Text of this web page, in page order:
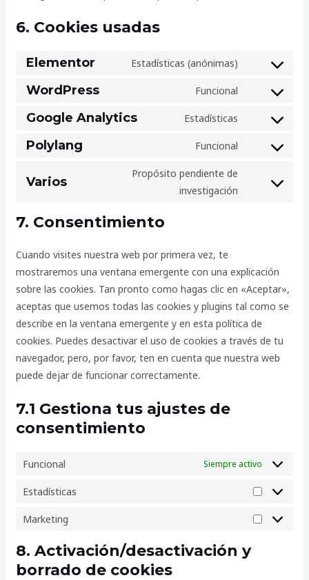
6. Cookies usadas
Elementor Estadísticas (anónimas)
WordPress Funcional
Google Analytics Estadísticas
Polylang Funcional
Varios
Propósito pendiente de
investigación
7. Consentimiento
Cuando visites nuestra web por primera vez, te
mostraremos una ventana emergente con una explicación
sobre las cookies. Tan pronto como hagas clic en «Aceptar»,
aceptas que usemos todas las cookies y plugins tal como se
describe en la ventana emergente y en esta política de
cookies. Puedes desactivar el uso de cookies a través de tu
navegador, pero, por favor, ten en cuenta que nuestra web
puede dejar de funcionar correctamente.
7.1 Gestiona tus ajustes de
consentimiento
Funcional Siempre activo
Estadísticas
Marketing
8. Activación/desactivación y
borrado de cookies